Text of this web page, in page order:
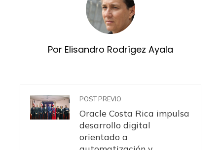
Por Elisandro Rodrígez Ayala
POST PREVIO
Oracle Costa Rica impulsa
desarrollo digital
orientado a